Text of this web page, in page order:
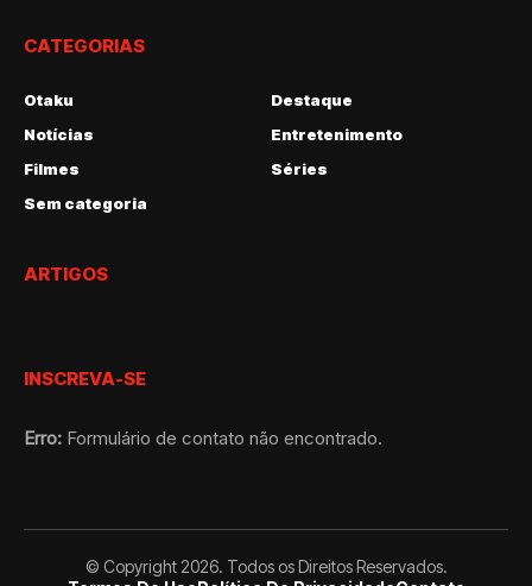
CATEGORIAS
Otaku
Destaque
Notícias
Entretenimento
Filmes
Séries
Sem categoria
ARTIGOS
INSCREVA-SE
Erro: Formulário de contato não encontrado.
© Copyright 2026. Todos os Direitos Reservados.